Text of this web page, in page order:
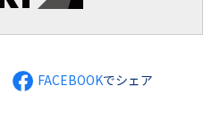
FACEBOOKでシェア